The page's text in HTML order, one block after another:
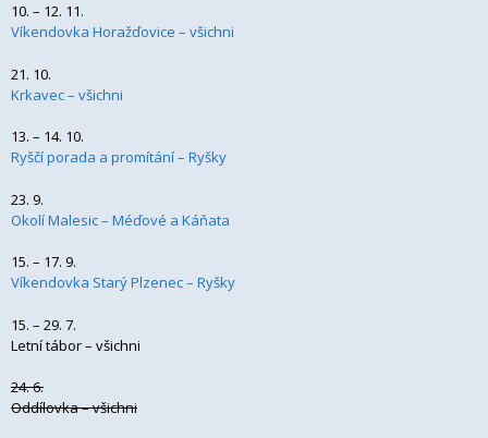
10. – 12. 11.
Víkendovka Horažďovice – všichni
21. 10.
Krkavec – všichni
13. – 14. 10.
Ryščí porada a promítání – Ryšky
23. 9.
Okolí Malesic – Méďové a Káňata
15. – 17. 9.
Víkendovka Starý Plzenec – Ryšky
15. – 29. 7.
Letní tábor – všichni
24. 6.
Oddílovka – všichni